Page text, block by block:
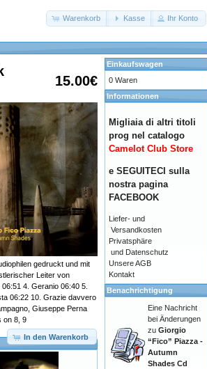
Warenkorb Kasse Ihr Konto
15.00€
gedruckt und mit
Leiter von
4. Geranio 06:40 5.
06:22 10. Grazie davvero
Giuseppe Perna
on 8, 9
In den Warenkorb
Einkaufswagen
0 Waren
Informationen
Migliaia di altri titoli
prog nel catalogo
Camelot Club Store
e SEGUITECI sulla
nostra pagina
FACEBOOK
Liefer- und
Versandkosten
Privatsphäre
und Datenschutz
Unsere AGB
Kontakt
Benachrichtigung
Eine Nachricht
bei Änderungen
zu Giorgio
“Fico” Piazza -
Autumn
Shades Cd